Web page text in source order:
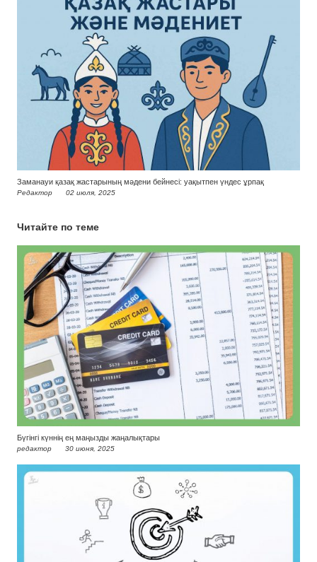
Заманауи қазақ жастарының мәдени бейнесі: уақытпен үндес ұрпақ
Редактор 02 июля, 2025
Читайте по теме
Бүгінгі күннің ең маңызды жаңалықтары
редактор 30 июня, 2025